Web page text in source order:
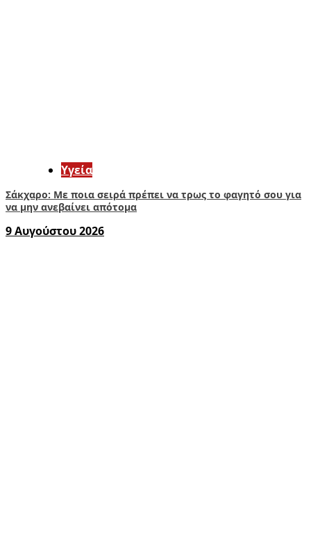
Υγεία
Σάκχαρο: Με ποια σειρά πρέπει να τρως το φαγητό σου για
να μην ανεβαίνει απότομα
9 Αυγούστου 2026